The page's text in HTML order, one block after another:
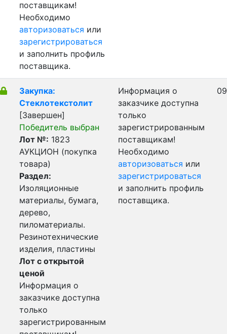
поставщикам!
Необходимо
авторизоваться или
зарегистрироваться
и заполнить профиль
поставщика.
Закупка:
Стеклотекстолит
[Завершен]
Победитель выбран
Лот №: 1823
АУКЦИОН (покупка
товара)
Раздел:
Изоляционные
материалы, бумага,
дерево,
пиломатериалы.
Резинотехнические
изделия, пластины
Лот с открытой
ценой
Информация о
заказчике доступна
только
зарегистрированным
Информация о
заказчике доступна
только
зарегистрированным
поставщикам!
Необходимо
авторизоваться или
зарегистрироваться
и заполнить профиль
поставщика.